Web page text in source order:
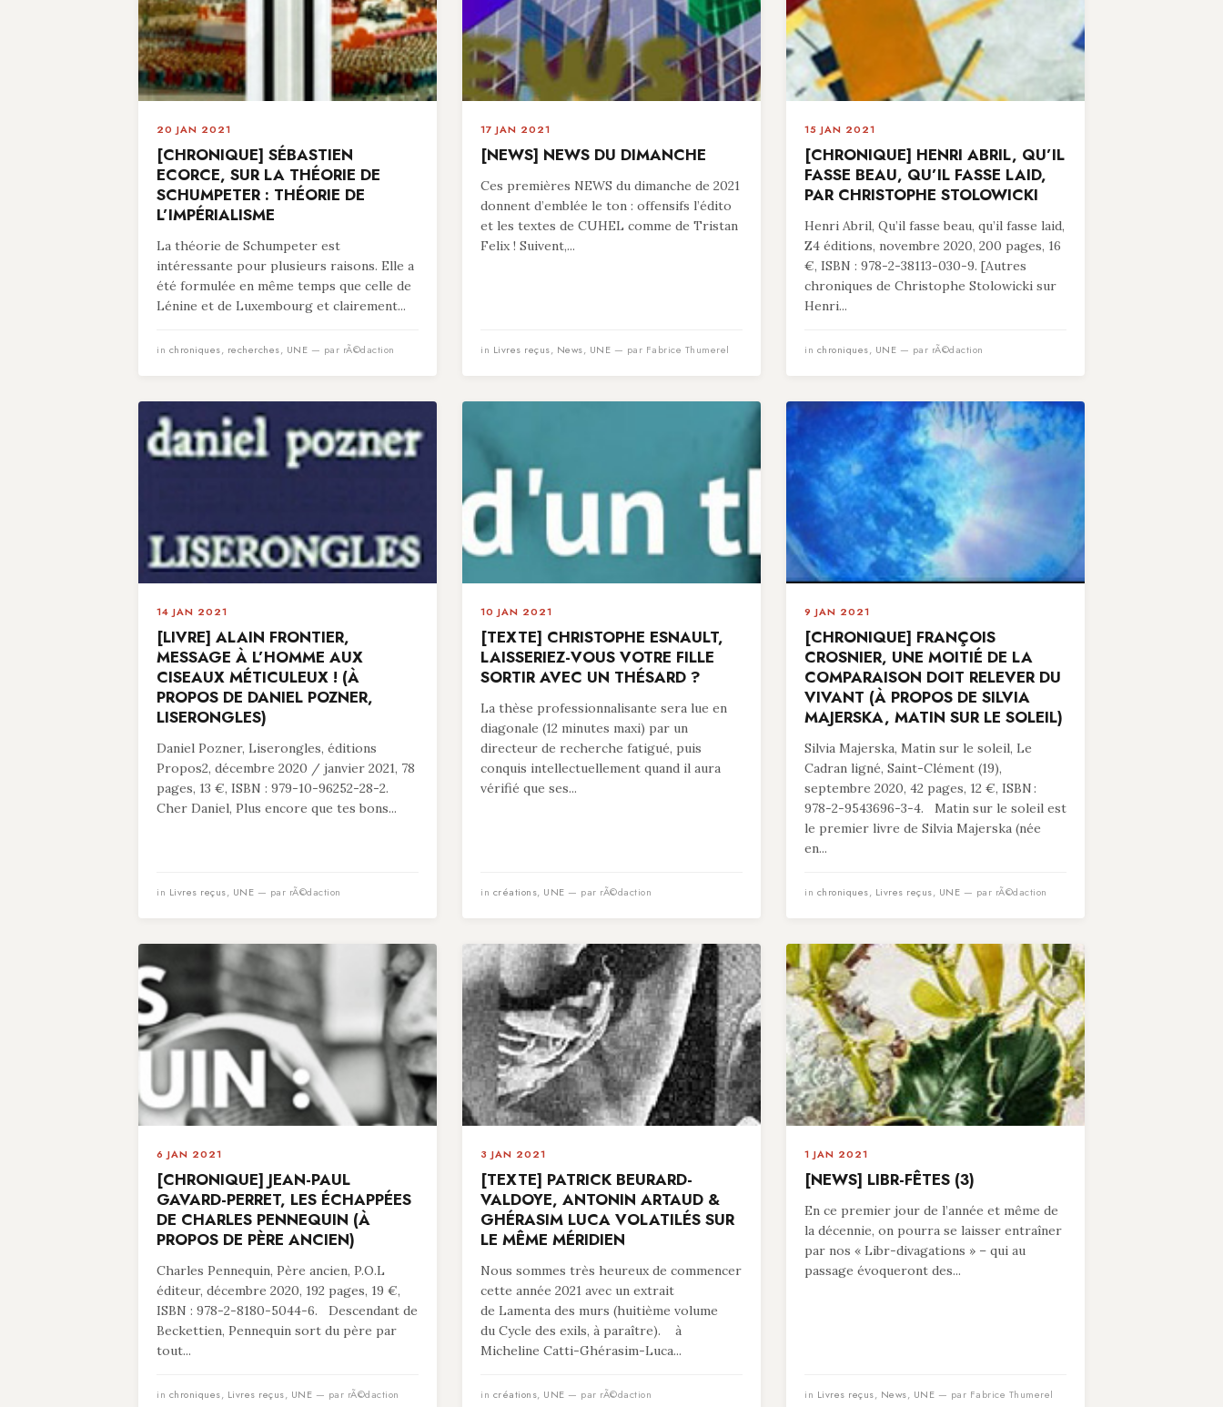
20 JAN 2021
[CHRONIQUE] SÉBASTIEN
ECORCE, SUR LA THÉORIE DE
SCHUMPETER : THÉORIE DE
L’IMPÉRIALISME
La théorie de Schumpeter est
intéressante pour plusieurs raisons. Elle a
été formulée en même temps que celle de
Lénine et de Luxembourg et clairement...
in chroniques, recherches, UNE — par rÃ©daction
17 JAN 2021
[NEWS] NEWS DU DIMANCHE
Ces premières NEWS du dimanche de 2021
donnent d’emblée le ton : offensifs l’édito
et les textes de CUHEL comme de Tristan
Felix ! Suivent,...
in Livres reçus, News, UNE — par Fabrice Thumerel
15 JAN 2021
[CHRONIQUE] HENRI ABRIL, QU’IL
FASSE BEAU, QU’IL FASSE LAID,
PAR CHRISTOPHE STOLOWICKI
Henri Abril, Qu’il fasse beau, qu’il fasse laid,
Z4 éditions, novembre 2020, 200 pages, 16
€, ISBN : 978-2-38113-030-9. [Autres
chroniques de Christophe Stolowicki sur
Henri...
in chroniques, UNE — par rÃ©daction
14 JAN 2021
[LIVRE] ALAIN FRONTIER,
MESSAGE À L’HOMME AUX
CISEAUX MÉTICULEUX ! (À
PROPOS DE DANIEL POZNER,
LISERONGLES)
Daniel Pozner, Liserongles, éditions
Propos2, décembre 2020 / janvier 2021, 78
pages, 13 €, ISBN : 979-10-96252-28-2.
Cher Daniel, Plus encore que tes bons...
in Livres reçus, UNE — par rÃ©daction
10 JAN 2021
[TEXTE] CHRISTOPHE ESNAULT,
LAISSERIEZ-VOUS VOTRE FILLE
SORTIR AVEC UN THÉSARD ?
La thèse professionnalisante sera lue en
diagonale (12 minutes maxi) par un
directeur de recherche fatigué, puis
conquis intellectuellement quand il aura
vérifié que ses...
in créations, UNE — par rÃ©daction
9 JAN 2021
[CHRONIQUE] FRANÇOIS
CROSNIER, UNE MOITIÉ DE LA
COMPARAISON DOIT RELEVER DU
VIVANT (À PROPOS DE SILVIA
MAJERSKA, MATIN SUR LE SOLEIL)
Silvia Majerska, Matin sur le soleil, Le
Cadran ligné, Saint-Clément (19),
septembre 2020, 42 pages, 12 €, ISBN :
978-2-9543696-3-4. Matin sur le soleil est
le premier livre de Silvia Majerska (née
en...
in chroniques, Livres reçus, UNE — par rÃ©daction
6 JAN 2021
[CHRONIQUE] JEAN-PAUL
GAVARD-PERRET, LES ÉCHAPPÉES
DE CHARLES PENNEQUIN (À
PROPOS DE PÈRE ANCIEN)
Charles Pennequin, Père ancien, P.O.L
éditeur, décembre 2020, 192 pages, 19 €,
ISBN : 978-2-8180-5044-6. Descendant de
Beckettien, Pennequin sort du père par
tout...
in chroniques, Livres reçus, UNE — par rÃ©daction
3 JAN 2021
[TEXTE] PATRICK BEURARD-
VALDOYE, ANTONIN ARTAUD &
GHÉRASIM LUCA VOLATILÉS SUR
LE MÊME MÉRIDIEN
Nous sommes très heureux de commencer
cette année 2021 avec un extrait
de Lamenta des murs (huitième volume
du Cycle des exils, à paraître). à
Micheline Catti-Ghérasim-Luca...
in créations, UNE — par rÃ©daction
1 JAN 2021
[NEWS] LIBR-FÊTES (3)
En ce premier jour de l’année et même de
la décennie, on pourra se laisser entraîner
par nos « Libr-divagations » – qui au
passage évoqueront des...
in Livres reçus, News, UNE — par Fabrice Thumerel